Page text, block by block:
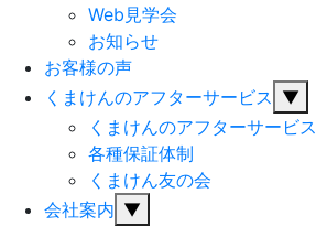
Web見学会
お知らせ
お客様の声
くまけんのアフターサービス ▼
くまけんのアフターサービス
各種保証体制
くまけん友の会
会社案内 ▼